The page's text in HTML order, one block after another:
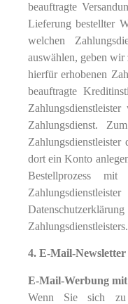
beauftragte
Lieferung bestellter
welchen
auswählen, geben
hierfür erhobenen
beauftragte
Zahlungsdienst.
Zahlungsdienstleister
dort ein Konto
Bestellprozess
Zahlungsdienstleisters.
4. E-Mail-Newsletter
E-Mail-Werbung
Wenn Sie sich zu